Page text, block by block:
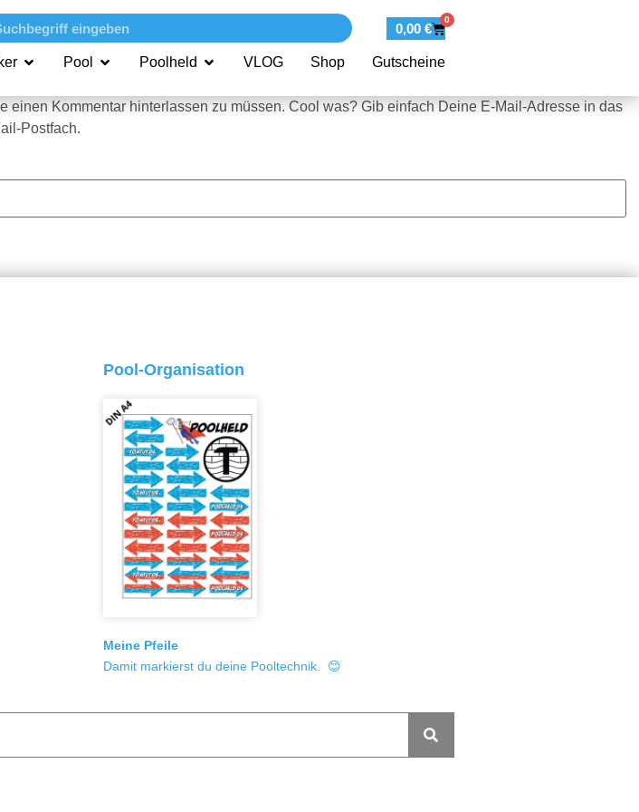
0,00 €
0
Pool Poolheld VLOG Shop Gutscheine
einen Kommentar hinterlassen zu müssen. Cool was? Gib einfach Deine E-Mail-Adresse in das
Postfach.
Pool-Organisation
Meine Pfeile
Damit markierst du deine Pooltechnik. 😊